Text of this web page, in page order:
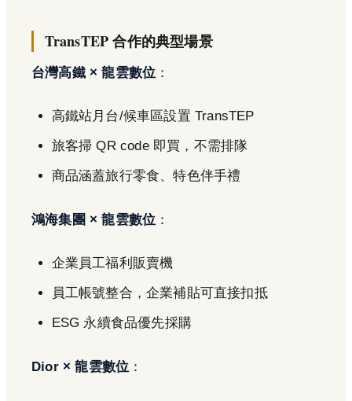
TransTEP 合作的典型場景
台灣高鐵 × 龍雲數位 ：
高鐵站月台/候車區設置 TransTEP
旅客掃 QR code 即買，不需排隊
商品涵蓋旅行零食、特色伴手禮
鴻海集團 × 龍雲數位 ：
企業員工福利販賣機
員工帳號整合，企業補貼可直接扣抵
ESG 永續食品優先採購
Dior × 龍雲數位 ：